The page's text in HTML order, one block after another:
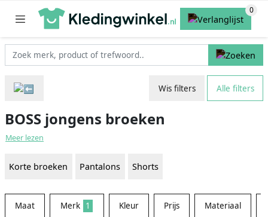
Wis filters Alle filters
BOSS jongens broeken
Meer lezen
Korte broeken Pantalons Shorts
Maat Merk 1 Kleur Prijs Materiaal